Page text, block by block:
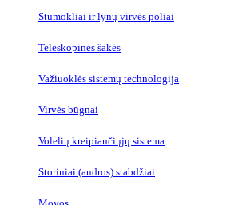
Stūmokliai ir lynų virvės poliai
Teleskopinės šakės
Važiuoklės sistemų technologija
Virvės būgnai
Volelių kreipiančiųjų sistema
Storiniai (audros) stabdžiai